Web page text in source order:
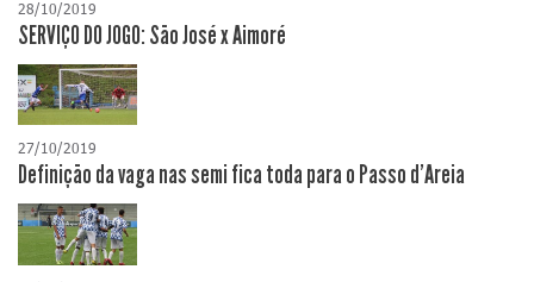
28/10/2019
SERVIÇO DO JOGO: São José x Aimoré
27/10/2019
Definição da vaga nas semi fica toda para o Passo d'Areia